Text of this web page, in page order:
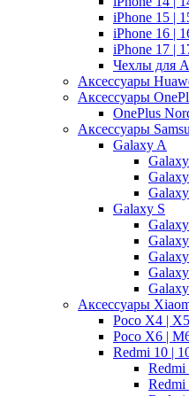
iPhone 15 |
iPhone 16 |
iPhone 17 |
Чехлы для
Аксессуары
Аксессуары
OnePlus
Аксессуары
Galaxy A
Galaxy S
Аксессуары
Poco X4 |
Poco X6 |
Redmi 10 |
Redmi
Redmi